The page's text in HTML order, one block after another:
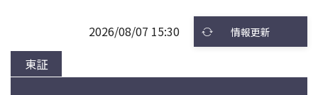
東証
2026/08/07 15:30 情報更新